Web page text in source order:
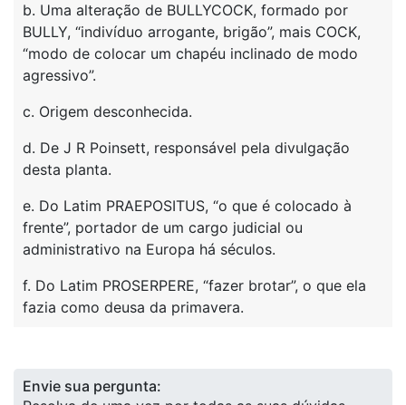
b. Uma alteração de BULLYCOCK, formado por
BULLY, “indivíduo arrogante, brigão”, mais COCK,
“modo de colocar um chapéu inclinado de modo
agressivo”.
c. Origem desconhecida.
d. De J R Poinsett, responsável pela divulgação
desta planta.
e. Do Latim PRAEPOSITUS, “o que é colocado à
frente”, portador de um cargo judicial ou
administrativo na Europa há séculos.
f. Do Latim PROSERPERE, “fazer brotar”, o que ela
fazia como deusa da primavera.
Envie sua pergunta: